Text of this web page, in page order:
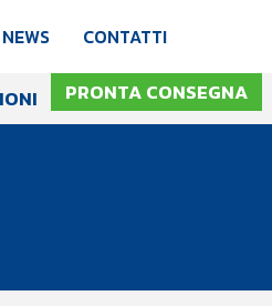
NEWS CONTATTI
PRONTA CONSEGNA